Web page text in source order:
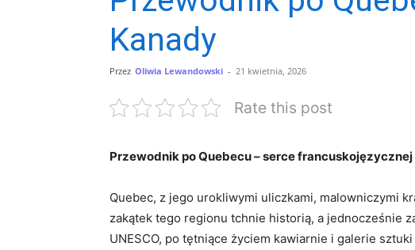
Kanady
Przez Oliwia Lewandowski - 21 kwietnia, 2026
Rate this post
Przewodnik po Quebecu – serce
Quebec, z jego urokliwymi uliczkami, malowniczymi
zakątek tego regionu tchnie historią, a jednocześnie
UNESCO, po tętniące życiem kawiarnie i galerie